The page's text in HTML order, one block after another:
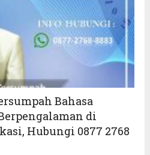
Bahasa
di
Hubungi 0877 2768